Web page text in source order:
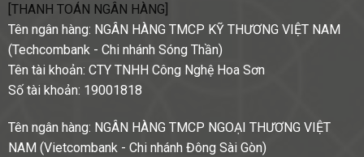
[THANH TOÁN NGÂN HÀNG]
Tên ngân hàng: NGÂN HÀNG TMCP KỸ THƯƠNG VIỆT NAM
(Techcombank - Chi nhánh Sóng Thần)
Tên tài khoản: CTY TNHH Công Nghệ Hoa Sơn
Số tài khoản: 19001818
Tên ngân hàng: NGÂN HÀNG TMCP NGOẠI THƯƠNG VIỆT
NAM (Vietcombank - Chi nhánh Đông Sài Gòn)